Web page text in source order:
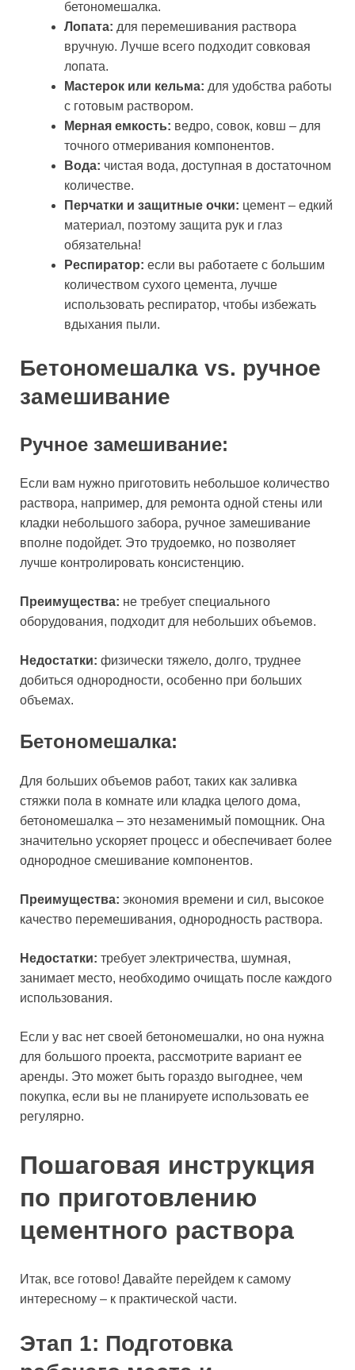
бетономешалка.
Лопата: для перемешивания раствора
вручную. Лучше всего подходит совковая
лопата.
Мастерок или кельма: для удобства работы
с готовым раствором.
Мерная емкость: ведро, совок, ковш – для
точного отмеривания компонентов.
Вода: чистая вода, доступная в достаточном
количестве.
Перчатки и защитные очки: цемент – едкий
материал, поэтому защита рук и глаз
обязательна!
Респиратор: если вы работаете с большим
количеством сухого цемента, лучше
использовать респиратор, чтобы избежать
вдыхания пыли.
Бетономешалка vs. ручное
замешивание
Ручное замешивание:
Если вам нужно приготовить небольшое количество
раствора, например, для ремонта одной стены или
кладки небольшого забора, ручное замешивание
вполне подойдет. Это трудоемко, но позволяет
лучше контролировать консистенцию.
Преимущества: не требует специального
оборудования, подходит для небольших объемов.
Недостатки: физически тяжело, долго, труднее
добиться однородности, особенно при больших
объемах.
Бетономешалка:
Для больших объемов работ, таких как заливка
стяжки пола в комнате или кладка целого дома,
бетономешалка – это незаменимый помощник. Она
значительно ускоряет процесс и обеспечивает более
однородное смешивание компонентов.
Преимущества: экономия времени и сил, высокое
качество перемешивания, однородность раствора.
Недостатки: требует электричества, шумная,
занимает место, необходимо очищать после каждого
использования.
Если у вас нет своей бетономешалки, но она нужна
для большого проекта, рассмотрите вариант ее
аренды. Это может быть гораздо выгоднее, чем
покупка, если вы не планируете использовать ее
регулярно.
Пошаговая инструкция
по приготовлению
цементного раствора
Итак, все готово! Давайте перейдем к самому
интересному – к практической части.
Этап 1: Подготовка